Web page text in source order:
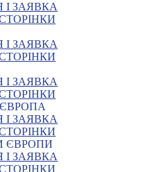
ЗАЯВКА
ЗАЯВКА
ЗАЯВКА
ЄВРОПА
ЗАЯВКА
ЄВРОПИ
ЗАЯВКА